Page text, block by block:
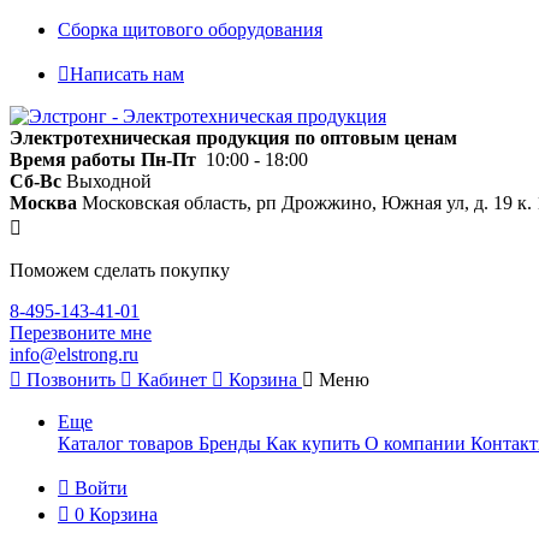
Сборка щитового оборудования
Написать нам
Электротехническая продукция по оптовым ценам
Время работы Пн-Пт 10:00 - 18:00
Сб-Вс Выходной
Москва Московская область, рп Дрожжино, Южная ул, д. 19 к.
Поможем сделать покупку
8-495-143-41-01
Перезвоните мне
info@elstrong.ru
Позвонить
Кабинет Корзина Меню
Еще
Каталог товаров Бренды Как купить О компании
Войти
0 Корзина